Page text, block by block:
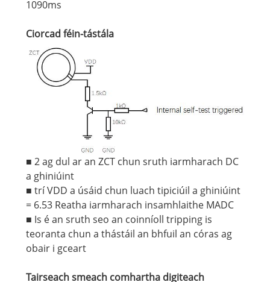
1090ms
Ciorcad féin-tástála
■ 2 ag dul ar an ZCT chun sruth iarmharach DC
a ghiniúint
■ trí VDD a úsáid chun luach tipiciúil a ghiniúint
= 6.53 Reatha iarmharach insamhlaithe MADC
■ Is é an sruth seo an coinníoll tripping is
teoranta chun a thástáil an bhfuil an córas ag
obair i gceart
Tairseach smeach comhartha digiteach